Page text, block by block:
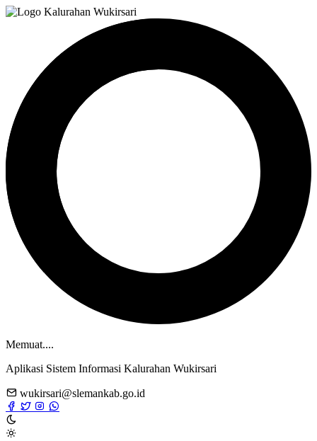
Memuat....
Aplikasi Sistem Informasi Kalurahan Wukirsari
wukirsari@slemankab.go.id